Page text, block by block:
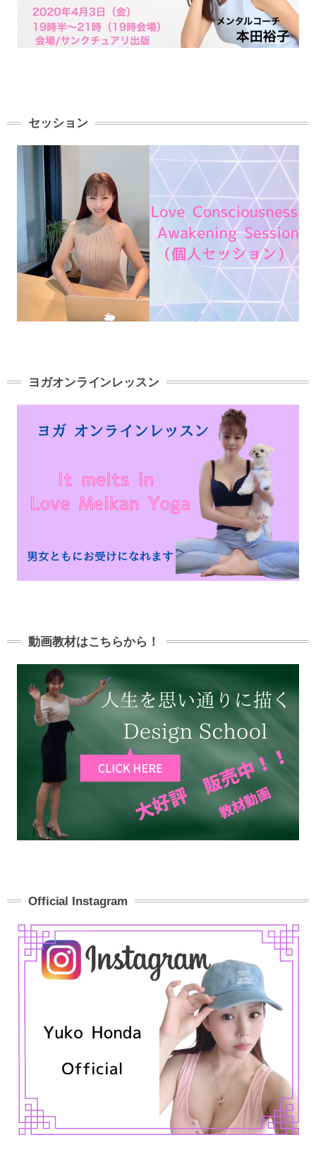
セッション
ヨガオンラインレッスン
動画教材はこちらから！
Official Instagram